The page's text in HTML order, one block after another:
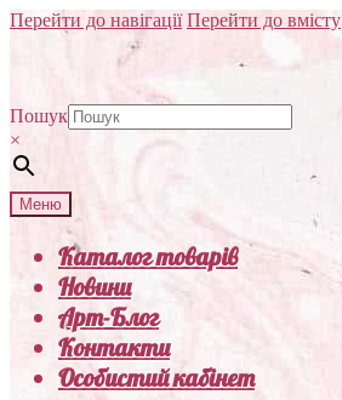
Перейти до навігації Перейти до вмісту
Пошук
×
Меню
Каталог товарів
Новини
Арт-Блог
Контакти
Особистий кабінет